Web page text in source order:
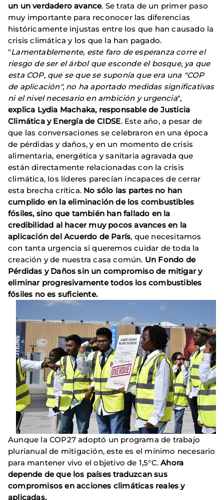
un un verdadero avance. Se trata de un primer paso
muy importante para reconocer las diferencias
históricamente injustas entre los que han causado la
crisis climática y los que la han pagado.
"Lamentablemente, este faro de esperanza corre el
riesgo de ser el árbol que esconde el bosque, ya que
esta COP, que se que se suponía que era una "COP
de aplicación", no ha aportado medidas significativas
ni el nivel necesario en ambición y urgencia",
explica Lydia Machaka, responsable de Justicia
Climática y Energía de CIDSE. Este año, a pesar de
que las conversaciones se celebraron en una época
de pérdidas y daños, y en un momento de crisis
alimentaria, energética y sanitaria agravada que
están directamente relacionadas con la crisis
climática, los líderes parecían incapaces de cerrar
esta brecha crítica. No sólo las partes no han
cumplido en la eliminación de los combustibles
fósiles, sino que también han fallado en la
credibilidad al hacer muy pocos avances en la
aplicación del Acuerdo de París, que necesitamos
con tanta urgencia si queremos cuidar de toda la
creación y de nuestra casa común. Un Fondo de
Pérdidas y Daños sin un compromiso de mitigar y
eliminar progresivamente todos los combustibles
fósiles no es suficiente.
Aunque la COP27 adoptó un programa de trabajo
plurianual de mitigación, este es el mínimo necesario
para mantener vivo el objetivo de 1,5°C.Ahora
depende de que los países traduzcan sus
compromisos en acciones climáticas reales y
aplicadas.